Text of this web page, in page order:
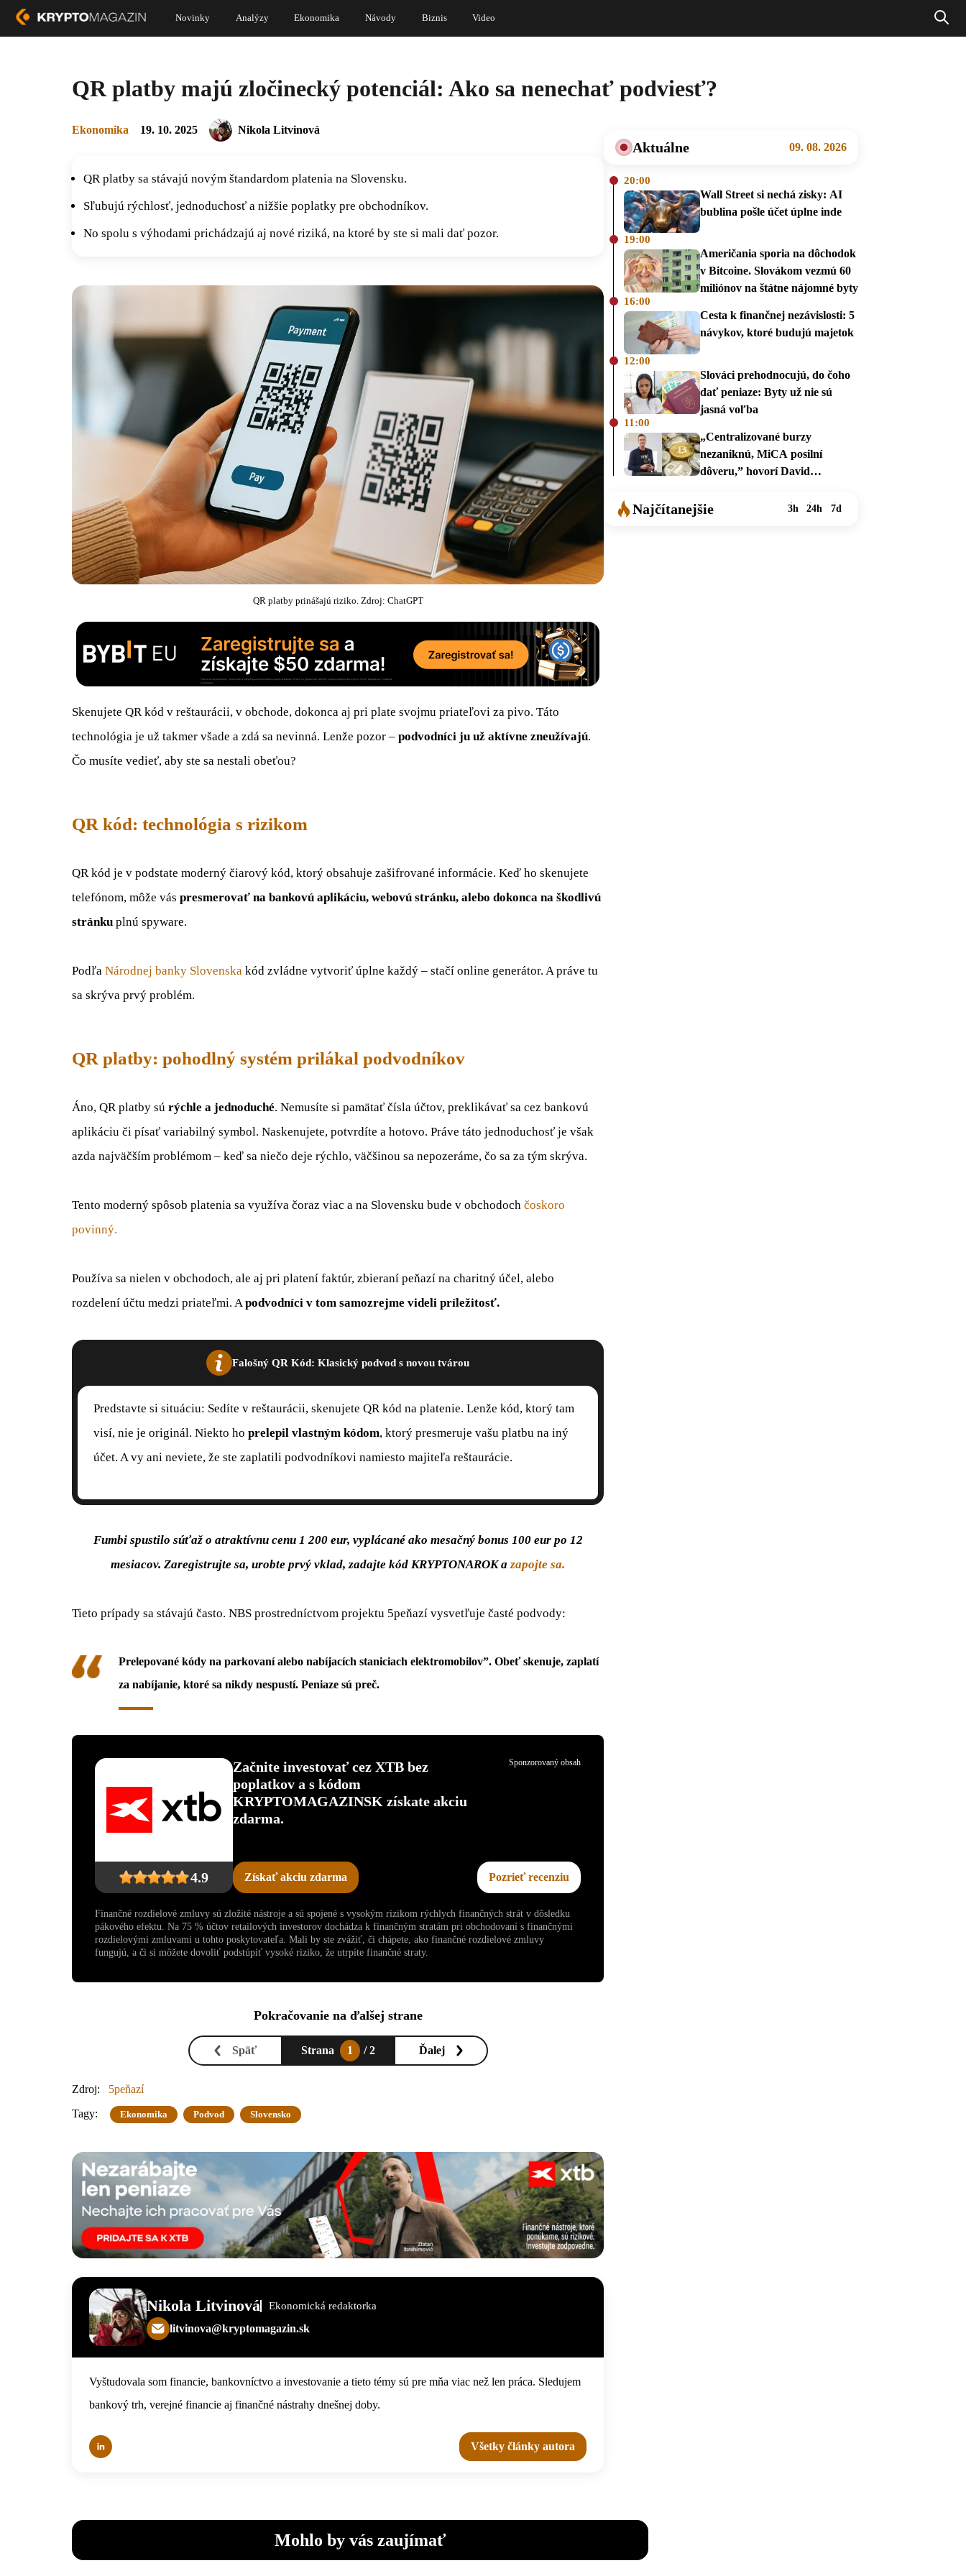
Novinky Analýzy Ekonomika Návody Biznis Video
QR platby majú zločinecký potenciál: Ako sa nenechať podviesť?
Ekonomika 19. 10. 2025 Nikola Litvinová
QR platby sa stávajú novým štandardom platenia na Slovensku.
Sľubujú rýchlosť, jednoduchosť a nižšie poplatky pre obchodníkov.
No spolu s výhodami prichádzajú aj nové riziká, na ktoré by ste si mali dať pozor.
QR platby prinášajú riziko. Zdroj: ChatGPT
Skenujete QR kód v reštaurácii, v obchode, dokonca aj pri plate svojmu priateľovi za pivo. Táto
technológia je už takmer všade a zdá sa nevinná. Lenže pozor – podvodníci ju už aktívne zneužívajú.
Čo musíte vedieť, aby ste sa nestali obeťou?
QR kód: technológia s rizikom
QR kód je v podstate moderný čiarový kód, ktorý obsahuje zašifrované informácie. Keď ho skenujete
telefónom, môže vás presmerovať na bankovú aplikáciu, webovú stránku, alebo dokonca na škodlivú
stránku plnú spyware.
Podľa Národnej banky Slovenska kód zvládne vytvoriť úplne každý – stačí online generátor. A práve tu
sa skrýva prvý problém.
QR platby: pohodlný systém prilákal podvodníkov
Áno, QR platby sú rýchle a jednoduché. Nemusíte si pamätať čísla účtov, preklikávať sa cez bankovú
aplikáciu či písať variabilný symbol. Naskenujete, potvrdíte a hotovo. Práve táto jednoduchosť je však
azda najväčším problémom – keď sa niečo deje rýchlo, väčšinou sa nepozeráme, čo sa za tým skrýva.
Tento moderný spôsob platenia sa využíva čoraz viac a na Slovensku bude v obchodoch čoskoro
povinný.
Používa sa nielen v obchodoch, ale aj pri platení faktúr, zbieraní peňazí na charitný účel, alebo
rozdelení účtu medzi priateľmi. Apodvodníci v tom samozrejme videli príležitosť.
Falošný QR Kód: Klasický podvod s novou tvárou
Predstavte si situáciu: Sedíte v reštaurácii, skenujete QR kód na platenie. Lenže kód, ktorý tam
visí, nie je originál. Niekto ho prelepil vlastným kódom, ktorý presmeruje vašu platbu na iný
účet. A vy ani neviete, že ste zaplatili podvodníkovi namiesto majiteľa reštaurácie.
Fumbi spustilo súťaž o atraktívnu cenu 1 200 eur, vyplácané ako mesačný bonus 100 eur po 12
mesiacov. Zaregistrujte sa, urobte prvý vklad, zadajte kód KRYPTONAROK azapojte sa.
Tieto prípady sa stávajú často. NBS prostredníctvom projektu 5peňazí vysvetľuje časté podvody:
Prelepované kódy na parkovaní alebo nabíjacích staniciach elektromobilov”. Obeť skenuje, zaplatí
za nabíjanie, ktoré sa nikdy nespustí. Peniaze sú preč.
4.9
Začnite investovať cez XTB bez
poplatkov a s kódom
KRYPTOMAGAZINSK získate akciu
zdarma.
Získať akciu zdarma Pozrieť recenziu
Sponzorovaný obsah
Finančné rozdielové zmluvy sú zložité nástroje a sú spojené s vysokým rizikom rýchlych finančných strát v dôsledku
pákového efektu. Na 75 % účtov retailových investorov dochádza k finančným stratám pri obchodovaní s finančnými
rozdielovými zmluvami u tohto poskytovateľa. Mali by ste zvážiť, či chápete, ako finančné rozdielové zmluvy
fungujú, a či si môžete dovoliť podstúpiť vysoké riziko, že utrpíte finančné straty.
Pokračovanie na ďalšej strane
Späť Strana 1 / 2 Ďalej
Zdroj:
5peňazí
Tagy:
Ekonomika Podvod Slovensko
Nikola Litvinová Ekonomická redaktorka
litvinova@kryptomagazin.sk
Vyštudovala som financie, bankovníctvo a investovanie a tieto témy sú pre mňa viac než len práca. Sledujem
bankový trh, verejné financie aj finančné nástrahy dnešnej doby.
Všetky články autora
Aktuálne 09. 08. 2026
20:00
Wall Street si nechá zisky: AI
bublina pošle účet úplne inde
19:00
Američania sporia na dôchodok
v Bitcoine. Slovákom vezmú 60
miliónov na štátne nájomné byty
16:00
Cesta k finančnej nezávislosti: 5
návykov, ktoré budujú majetok
12:00
Slováci prehodnocujú, do čoho
dať peniaze: Byty už nie sú
jasná voľba
11:00
„Centralizované burzy
nezaniknú, MiCA posilní
dôveru,” hovorí David
Najčítanejšie 3h 24h 7d
Mohlo by vás zaujímať